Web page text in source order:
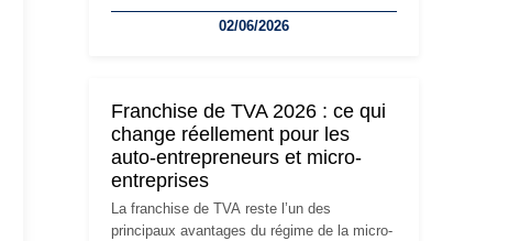
travailleurs indépendants. Si le régime de la
réglementaire plus exigeant. Décryptage des
principaux changements et des précautions
à prendre pour éviter les mauvaises
surprises.
02/06/2026
Franchise de TVA 2026 : ce qui
change réellement pour les
auto-entrepreneurs et micro-
entreprises
La franchise de TVA reste l’un des
principaux avantages du régime de la micro-